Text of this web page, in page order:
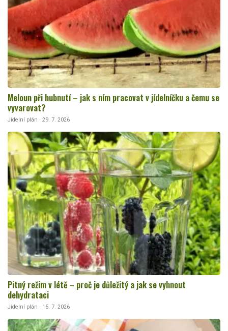
Meloun při hubnutí – jak s ním pracovat v jídelníčku a čemu se
vyvarovat?
Jídelní plán · 29. 7. 2026
Pitný režim v létě – proč je důležitý a jak se vyhnout
dehydrataci
Jídelní plán · 15. 7. 2026